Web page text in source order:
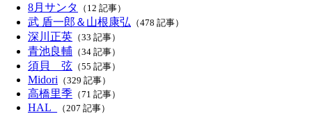
8月サンタ （12 記事）
武 盾一郎＆山根康弘 （478 記事）
深川正英 （33 記事）
青池良輔 （34 記事）
須貝 弦 （55 記事）
Midori （329 記事）
高橋里季 （71 記事）
HAL_ （207 記事）